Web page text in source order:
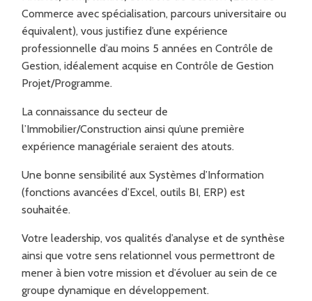
Commerce avec spécialisation, parcours universitaire ou
équivalent), vous justifiez d’une expérience
professionnelle d’au moins 5 années en Contrôle de
Gestion, idéalement acquise en Contrôle de Gestion
Projet/Programme.
La connaissance du secteur de
l’Immobilier/Construction ainsi qu’une première
expérience managériale seraient des atouts.
Une bonne sensibilité aux Systèmes d’Information
(fonctions avancées d’Excel, outils BI, ERP) est
souhaitée.
Votre leadership, vos qualités d’analyse et de synthèse
ainsi que votre sens relationnel vous permettront de
mener à bien votre mission et d’évoluer au sein de ce
groupe dynamique en développement.